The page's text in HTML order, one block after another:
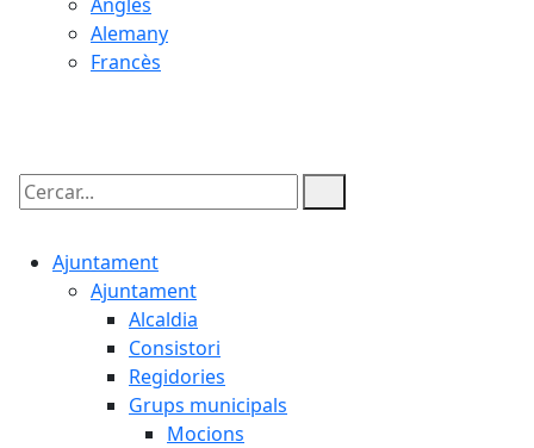
Alemany
Francès
Cercar:
Ajuntament
Ajuntament
Alcaldia
Consistori
Regidories
Grups municipals
Mocions